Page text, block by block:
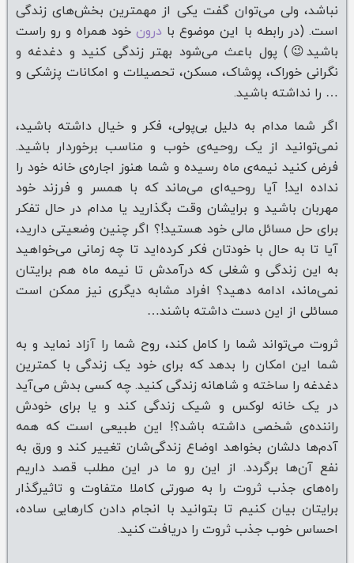
نباشد، ولی می‌توان گفت یکی از مهمترین بخش‌های زندگی
است. (در رابطه با این موضوع بادرون خود همراه و رو راست
باشید😉) پول باعث می‌شود بهتر زندگی کنید و دغدغه و
نگرانی خوراک، پوشاک، مسکن، تحصیلات و امکانات پزشکی و
… را نداشته باشید.
اگر شما مدام به دلیل بی‌پولی، فکر و خیال داشته باشید،
نمی‌توانید از یک روحیه‌ی خوب و مناسب برخوردار باشید.
فرض کنید نیمه‌ی ماه رسیده و شما هنوز اجاره‌ی خانه خود را
نداده اید! آیا روحیه‌ای می‌ماند که با همسر و فرزند خود
مهربان باشید و برایشان وقت بگذارید یا مدام در حال تفکر
برای حل مسائل مالی خود هستید!؟ اگر چنین وضعیتی دارید،
آیا تا به حال با خودتان فکر کرده‌اید تا چه زمانی می‌خواهید
به این زندگی و شغلی که درآمدش تا نیمه ماه هم برایتان
نمی‌ماند، ادامه دهید؟ افراد مشابه دیگری نیز ممکن است
مسائلی از این دست داشته باشند…
ثروت می‌تواند شما را کامل کند، روح شما را آزاد نماید و به
شما این امکان را بدهد که برای خود یک زندگی با کمترین
دغدغه را ساخته و شاهانه زندگی کنید. چه کسی بدش می‌آید
در یک خانه لوکس و شیک زندگی کند و یا برای خودش
راننده‌ی شخصی داشته باشد؟! این طبیعی است که همه
آدم‌ها دلشان بخواهد اوضاع زندگی‌شان تغییر کند و ورق به
نفع آن‌ها برگردد. از این رو ما در این مطلب قصد داریم
راه‌های جذب ثروت را به صورتی کاملا متفاوت و تاثیرگذار
برایتان بیان کنیم تا بتوانید با انجام دادن کارهایی ساده،
احساس خوب جذب ثروت را دریافت کنید.